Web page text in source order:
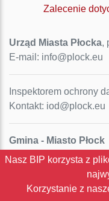
Zalecenie
Urząd Miasta Płocka,
E-mail: info@plock.eu
Inspektorem ochrony
Kontakt: iod@plock.eu
Gmina - Miasto Płock
Pl. Stary Rynek 1
NIP: 774-31-35-712
Nasz BIP korzysta z
Korzystanie z